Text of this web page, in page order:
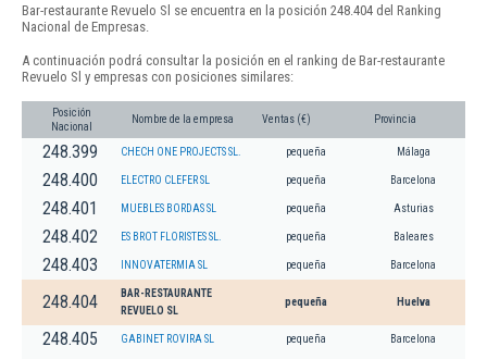
Bar-restaurante Revuelo Sl se encuentra en la posición 248.404 del Ranking
Nacional de Empresas.
A continuación podrá consultar la posición en el ranking de Bar-restaurante
Revuelo Sl y empresas con posiciones similares:
Posición
Nacional
Nombre de la empresa Ventas (€) Provincia
248.399 CHECH ONE PROJECTS SL. pequeña Málaga
248.400 ELECTRO CLEFER SL pequeña Barcelona
248.401 MUEBLES BORDAS SL pequeña Asturias
248.402 ES BROT FLORISTES SL. pequeña Baleares
248.403 INNOVATERMIA SL pequeña Barcelona
248.404
BAR-RESTAURANTE
REVUELO SL
pequeña Huelva
248.405 GABINET ROVIRA SL pequeña Barcelona